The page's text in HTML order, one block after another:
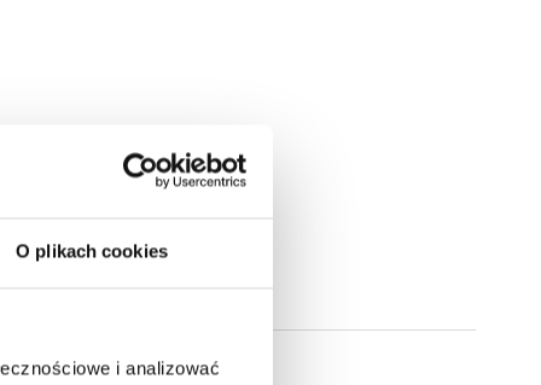
O plikach cookies
i analizować